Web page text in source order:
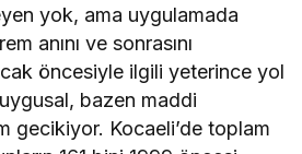
yok, ama uygulamada
anını ve sonrasını
öncesiyle ilgili yeterince yol
bazen maddi
gecikiyor. Kocaeli’de toplam